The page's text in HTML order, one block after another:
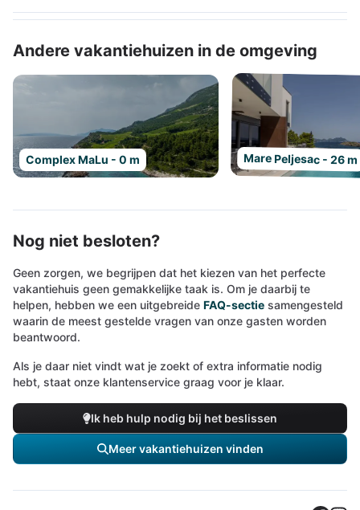
Andere vakantiehuizen in de omgeving
Complex MaLu - 0 m Mare Peljesac - 26 m
Nog niet besloten?
Geen zorgen, we begrijpen dat het kiezen van het perfecte
vakantiehuis geen gemakkelijke taak is. Om je daarbij te
helpen, hebben we een uitgebreide FAQ-sectie samengesteld
waarin de meest gestelde vragen van onze gasten worden
beantwoord.
Als je daar niet vindt wat je zoekt of extra informatie nodig
hebt, staat onze klantenservice graag voor je klaar.
Ik heb hulp nodig bij het beslissen
Meer vakantiehuizen vinden